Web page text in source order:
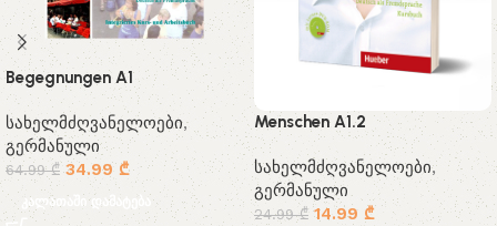
Begegnungen A1
სახელმძღვანელოები,
გერმანული
64.99₾ 34.99₾
კალათაში დამატება
Menschen A1.2
სახელმძღვანელოები,
გერმანული
24.99₾ 14.99 ₾